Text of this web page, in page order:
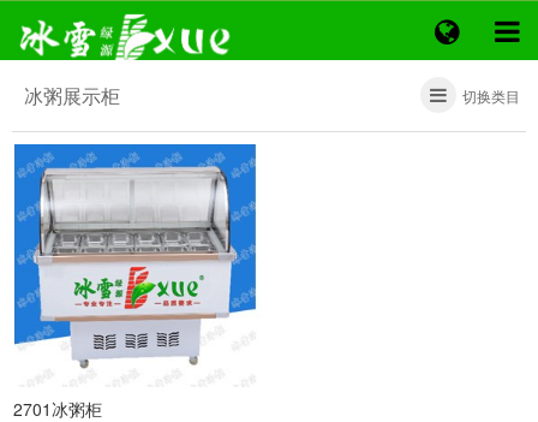
冰粥展示柜 切换类目
2701冰粥柜